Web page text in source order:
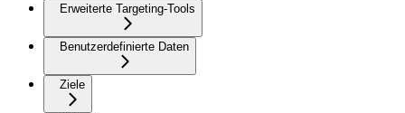
Erweiterte Targeting-Tools
Benutzerdefinierte Daten
Ziele